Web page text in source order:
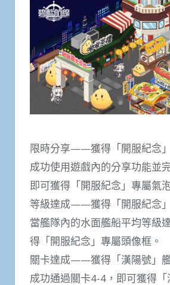
限時分享——獲得「開服紀念
成功使用遊戲內的分享功能並
即可獲得「開服紀念」專屬氣
等級達成——獲得「開服紀念
當艦隊內的水面艦船平均等級
得「開服紀念」專屬頭像框。
關卡達成——獲得「漢陽號」
成功通過關卡4-4，即可獲得